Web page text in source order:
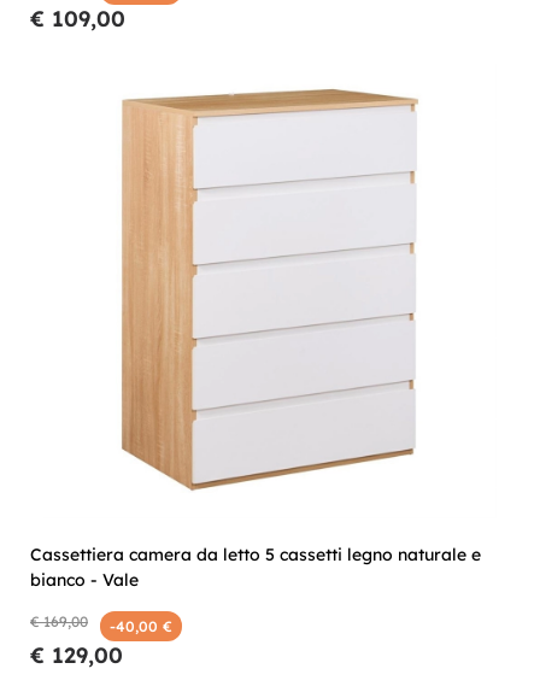
€ 109,00
Cassettiera camera da letto 5 cassetti legno naturale e
bianco - Vale
€ 169,00 -40,00 €
€ 129,00